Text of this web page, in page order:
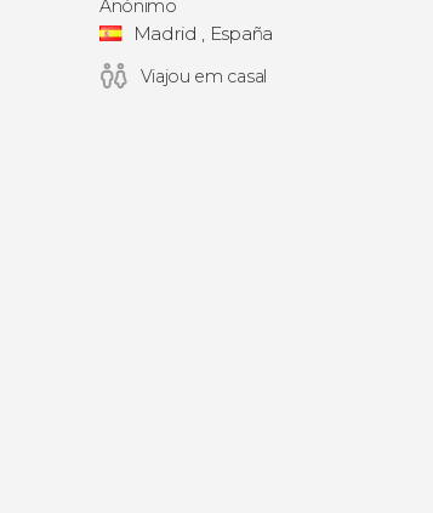
Anónimo
Madrid , España
Viajou em casal